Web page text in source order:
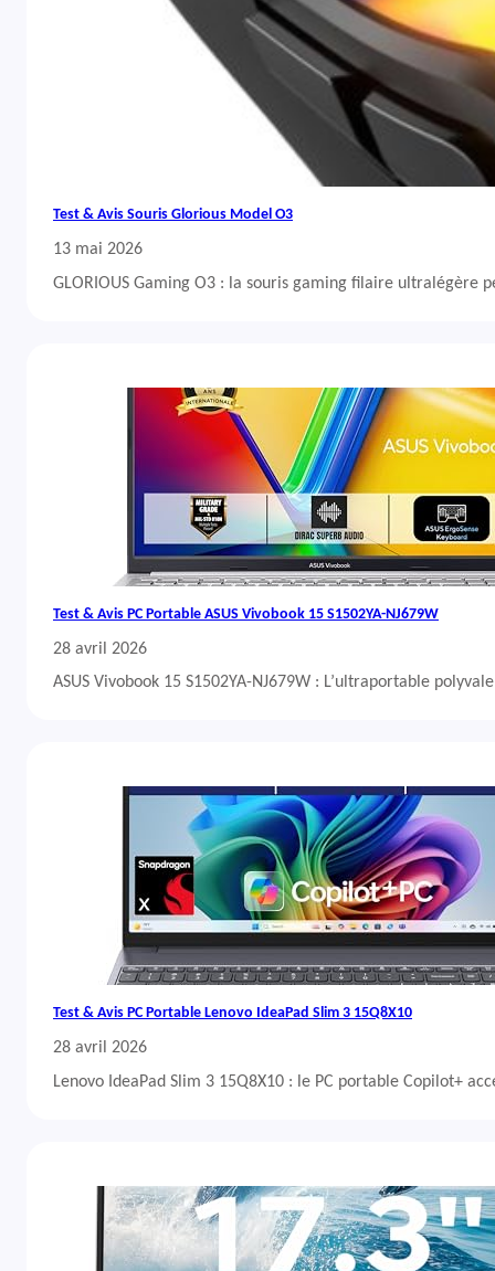
Test & Avis Souris Glorious Model O3
13 mai 2026
GLORIOUS Gaming O3 : la souris gaming filaire ultralégère
Test & Avis PC Portable ASUS Vivobook 15 S1502YA-NJ679W
28 avril 2026
ASUS Vivobook 15 S1502YA-NJ679W : L’ultraportable
Test & Avis PC Portable Lenovo IdeaPad Slim 3 15Q8X10
28 avril 2026
Lenovo IdeaPad Slim 3 15Q8X10 : le PC portable Copilot+